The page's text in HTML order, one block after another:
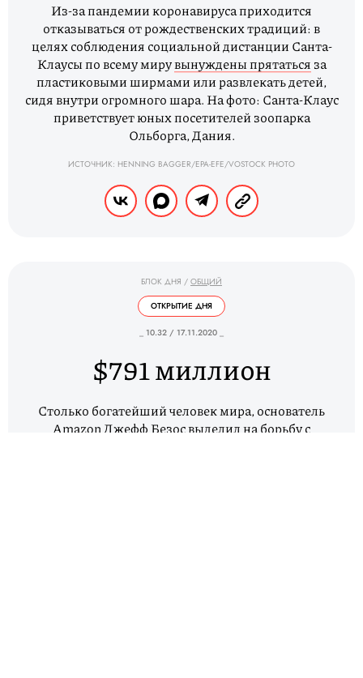
Из-за пандемии коронавируса приходится
отказываться от рождественских традиций: в
целях соблюдения социальной дистанции Санта-
Клаусы по всему мирувынуждены прятаться за
пластиковыми ширмами или развлекать детей,
сидя внутри огромного шара. На фото: Санта-Клаус
приветствует юных посетителей зоопарка
Ольборга, Дания.
ИСТОЧНИК: HENNING BAGGER/EPA-EFE/VOSTOCK PHOTO
БЛОК ДНЯ / ОБЩИЙ
ОТКРЫТИЕ ДНЯ
_ 10.32 / 17.11.2020 _
$791 миллион
Столько богатейший человек мира, основатель
Amazon Джефф Безос выделил на борьбу с